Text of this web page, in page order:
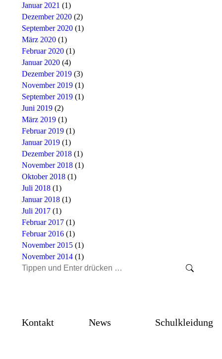
Januar 2021 (1)
Dezember 2020 (2)
September 2020 (1)
März 2020 (1)
Februar 2020 (1)
Januar 2020 (4)
Dezember 2019 (3)
November 2019 (1)
September 2019 (1)
Juni 2019 (2)
März 2019 (1)
Februar 2019 (1)
Januar 2019 (1)
Dezember 2018 (1)
November 2018 (1)
Oktober 2018 (1)
Juli 2018 (1)
Januar 2018 (1)
Juli 2017 (1)
Februar 2017 (1)
Februar 2016 (1)
November 2015 (1)
November 2014 (1)
Search:
Kontakt News Schulkleidung